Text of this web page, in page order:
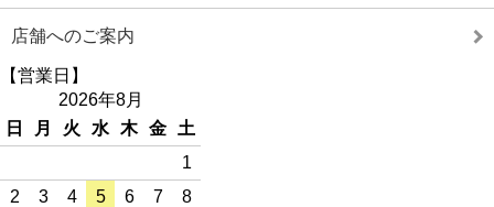
店舗へのご案内
【営業日】
2026年8月
日
月 火 水 木 金
土
1
2
3 4 5 6 7
8